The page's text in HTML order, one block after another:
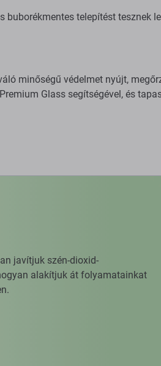
buborékmentes telepítést tesznek
minőségű védelmet nyújt,
Glass segítségével, és
javítjuk szén-dioxid-
alakítjuk át folyamatainkat